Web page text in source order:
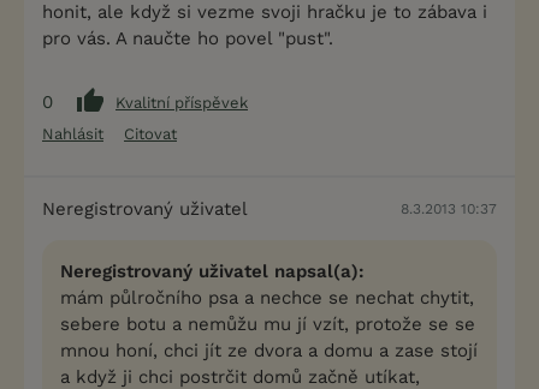
honit, ale když si vezme svoji hračku je to zábava i
pro vás. A naučte ho povel "pust".
0
Kvalitní příspěvek
Nahlásit
Citovat
Neregistrovaný uživatel 8.3.2013 10:37
Neregistrovaný uživatel napsal(a):
mám půlročního psa a nechce se nechat chytit,
sebere botu a nemůžu mu jí vzít, protože se se
mnou honí, chci jít ze dvora a domu a zase stojí
a když ji chci postrčit domů začně utíkat,